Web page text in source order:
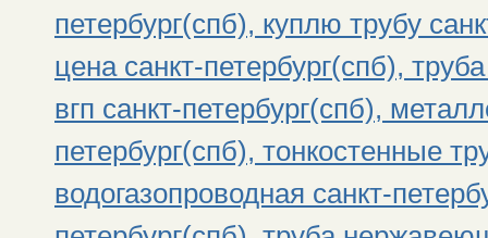
петербург(спб), куплю трубу
цена санкт-петербург(спб),
вгп санкт-петербург(спб),
петербург(спб), тонкостенные
водогазопроводная санкт-